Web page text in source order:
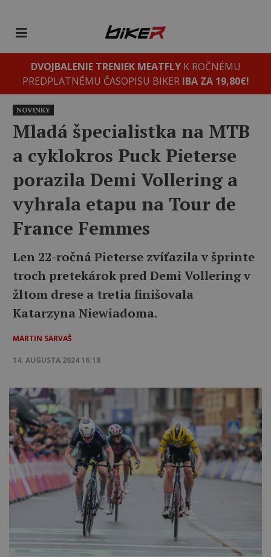
DVOJBALENIE TRENIEK MEATFLYK ROČNÉMU
PREDPLATNÉMU ČASOPISU BIKER IBA ZA 19,80€!
NOVINKY
Mladá špecialistka na MTB
a cyklokros Puck Pieterse
porazila Demi Vollering a
vyhrala etapu na Tour de
France Femmes
Len 22-ročná Pieterse zvíťazila v šprinte
troch pretekárok pred Demi Vollering v
žltom drese a tretia finišovala
Katarzyna Niewiadoma.
MARTIN SARVAŠ
14. AUGUSTA 2024 16:18